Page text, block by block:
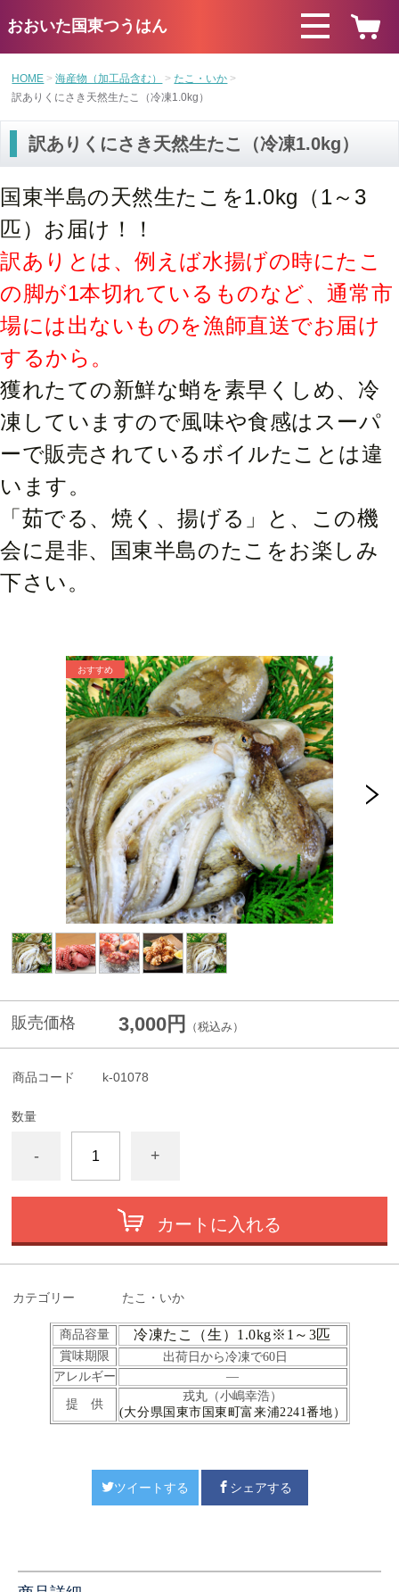
おおいた国東つうはん
HOME 海産物（加工品含む）
たこ・いか
訳ありくにさき天然生たこ（冷凍1.0kg）
訳ありくにさき天然生たこ（冷凍1.0kg）
国東半島の天然生たこを1.0kg（1～3
匹）お届け！！
訳ありとは、例えば水揚げの時にたこ
の脚が1本切れているものなど、通常市
場には出ないものを漁師直送でお届け
するから。
獲れたての新鮮な蛸を素早くしめ、冷
凍していますので風味や食感はスーパ
ーで販売されているボイルたことは違
います。
「茹でる、焼く、揚げる」と、この機
会に是非、国東半島のたこをお楽しみ
下さい。
販売価格 3,000円 （税込み）
商品コード k-01078
数量
- +
カートに入れる
カテゴリー たこ・いか
商品容量 冷凍たこ（生）1.0kg※1～3匹
賞味期限
出荷日から冷凍で60日
アレルギー
―
提 供
戎丸（小嶋幸浩）
(大分県国東市国東町富来浦2241番地）
ツイートする シェアする